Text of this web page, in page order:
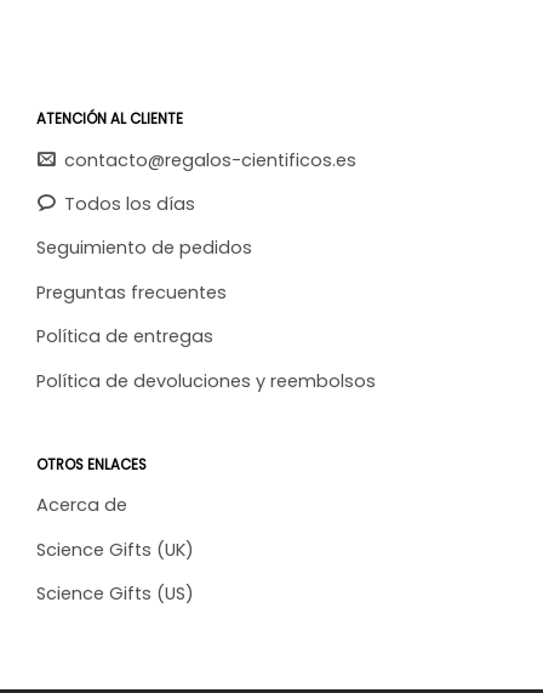
ATENCIÓN AL CLIENTE
contacto@regalos-cientificos.es
Todos los días
Seguimiento de pedidos
Preguntas frecuentes
Política de entregas
Política de devoluciones y reembolsos
OTROS ENLACES
Acerca de
Science Gifts (UK)
Science Gifts (US)